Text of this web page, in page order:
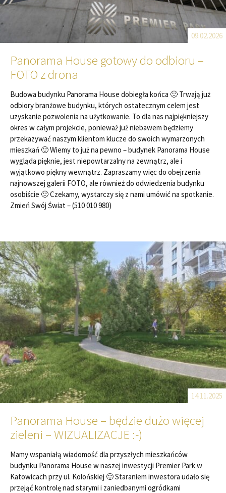
09.02.2026
Panorama House gotowy do odbioru –
FOTO z drona
Budowa budynku Panorama House dobiegła końca 🙂 Trwają już
odbiory branżowe budynku, których ostatecznym celem jest
uzyskanie pozwolenia na użytkowanie. To dla nas najpiękniejszy
okres w całym projekcie, ponieważ już niebawem będziemy
przekazywać naszym klientom klucze do swoich wymarzonych
mieszkań 🙂 Wiemy to już na pewno – budynek Panorama House
wygląda pięknie, jest niepowtarzalny na zewnątrz, ale i
wyjątkowo piękny wewnątrz. Zapraszamy więc do obejrzenia
najnowszej galerii FOTO, ale również do odwiedzenia budynku
osobiście 🙂 Czekamy, wystarczy się z nami umówić na spotkanie.
Zmień Swój Świat – (510 010 980)
14.11.2025
Panorama House – będzie dużo więcej
zieleni – WIZUALIZACJE :-)
Mamy wspaniałą wiadomość dla przyszłych mieszkańców
budynku Panorama House w naszej inwestycji Premier Park w
Katowicach przy ul. Kolońskiej 🙂 Staraniem inwestora udało się
przejąć kontrolę nad starymi i zaniedbanymi ogródkami